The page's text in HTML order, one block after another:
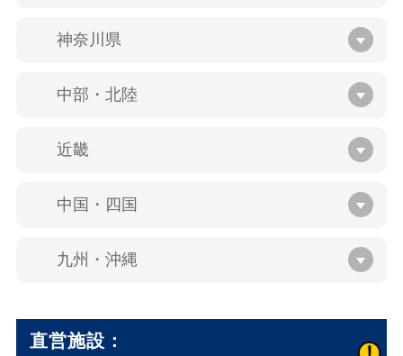
神奈川県
中部・北陸
近畿
中国・四国
九州・沖縄
直営施設：